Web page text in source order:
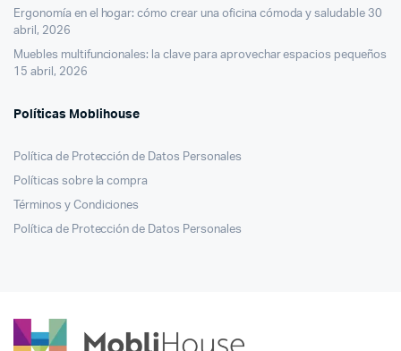
Ergonomía en el hogar: cómo crear una oficina cómoda y saludable 30
abril, 2026
Muebles multifuncionales: la clave para aprovechar espacios pequeños
15 abril, 2026
Políticas Moblihouse
Política de Protección de Datos Personales
Políticas sobre la compra
Términos y Condiciones
Política de Protección de Datos Personales